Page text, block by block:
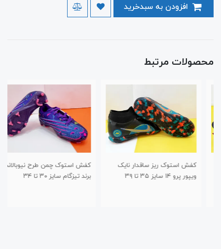
محصولات مرتبط
کفش استوک ریز ساقدار نایک
ویپور پرو ۱۴ سایز ۳۵ تا ۳۹
کفش استوک چمن طرح نیوبالانس
برند تیزگام سایز ۳۰ تا ۳۴